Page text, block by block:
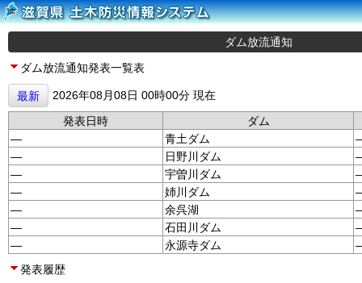
ダム放流通知
ダム放流通知発表一覧表
最新
2026年08月08日 00時00分 現在
発表日時
ダム
—
青土ダム
—
日野川ダム
—
宇曽川ダム
—
姉川ダム
—
余呉湖
—
石田川ダム
—
永源寺ダム
発表履歴